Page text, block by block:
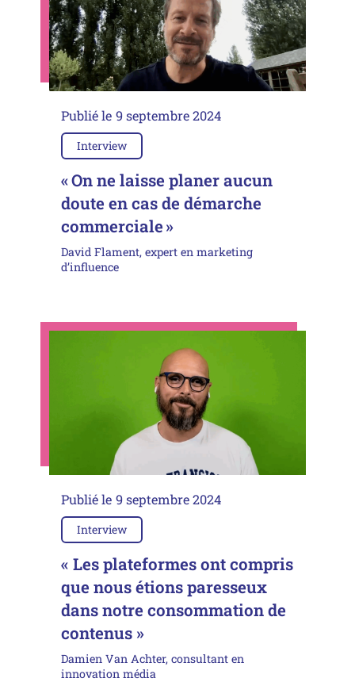
Publié le 9 septembre 2024
Interview
« On ne laisse planer aucun
doute en cas de démarche
commerciale »
David Flament, expert en marketing
d’influence
Publié le 9 septembre 2024
Interview
« Les plateformes ont compris
que nous étions paresseux
dans notre consommation de
contenus »
Damien Van Achter, consultant en
innovation média